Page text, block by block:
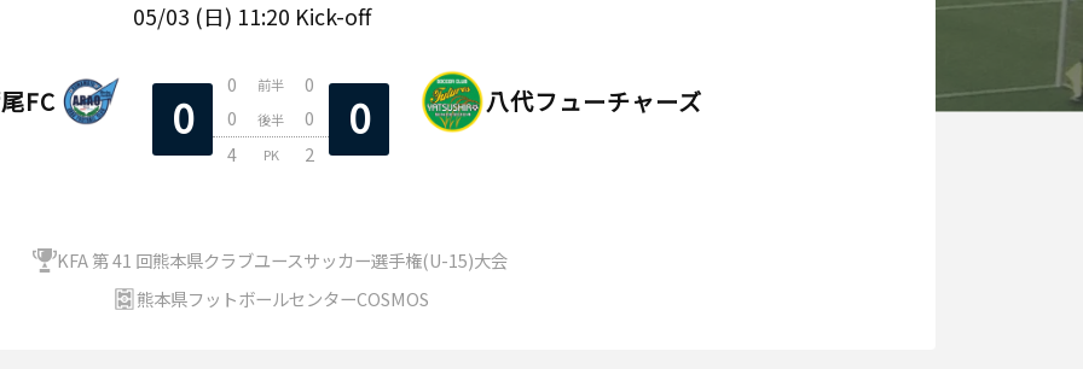
05/03 (日) 11:20 Kick-off
FC 0
0 前半
0
0
後半
0
4
PK 2
0 八代フューチャーズ
KFA 第 41 回熊本県クラブユースサッカー選手権(U-15)大会
熊本県フットボールセンターCOSMOS